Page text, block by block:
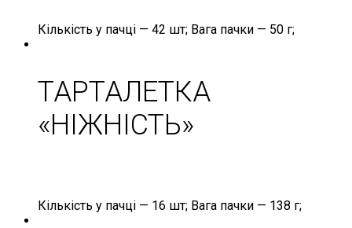
Кількість у пачці — 42 шт; Вага пачки — 50 г;
ТАРТАЛЕТКА
«НІЖНІСТЬ»
Кількість у пачці — 16 шт; Вага пачки — 138 г;